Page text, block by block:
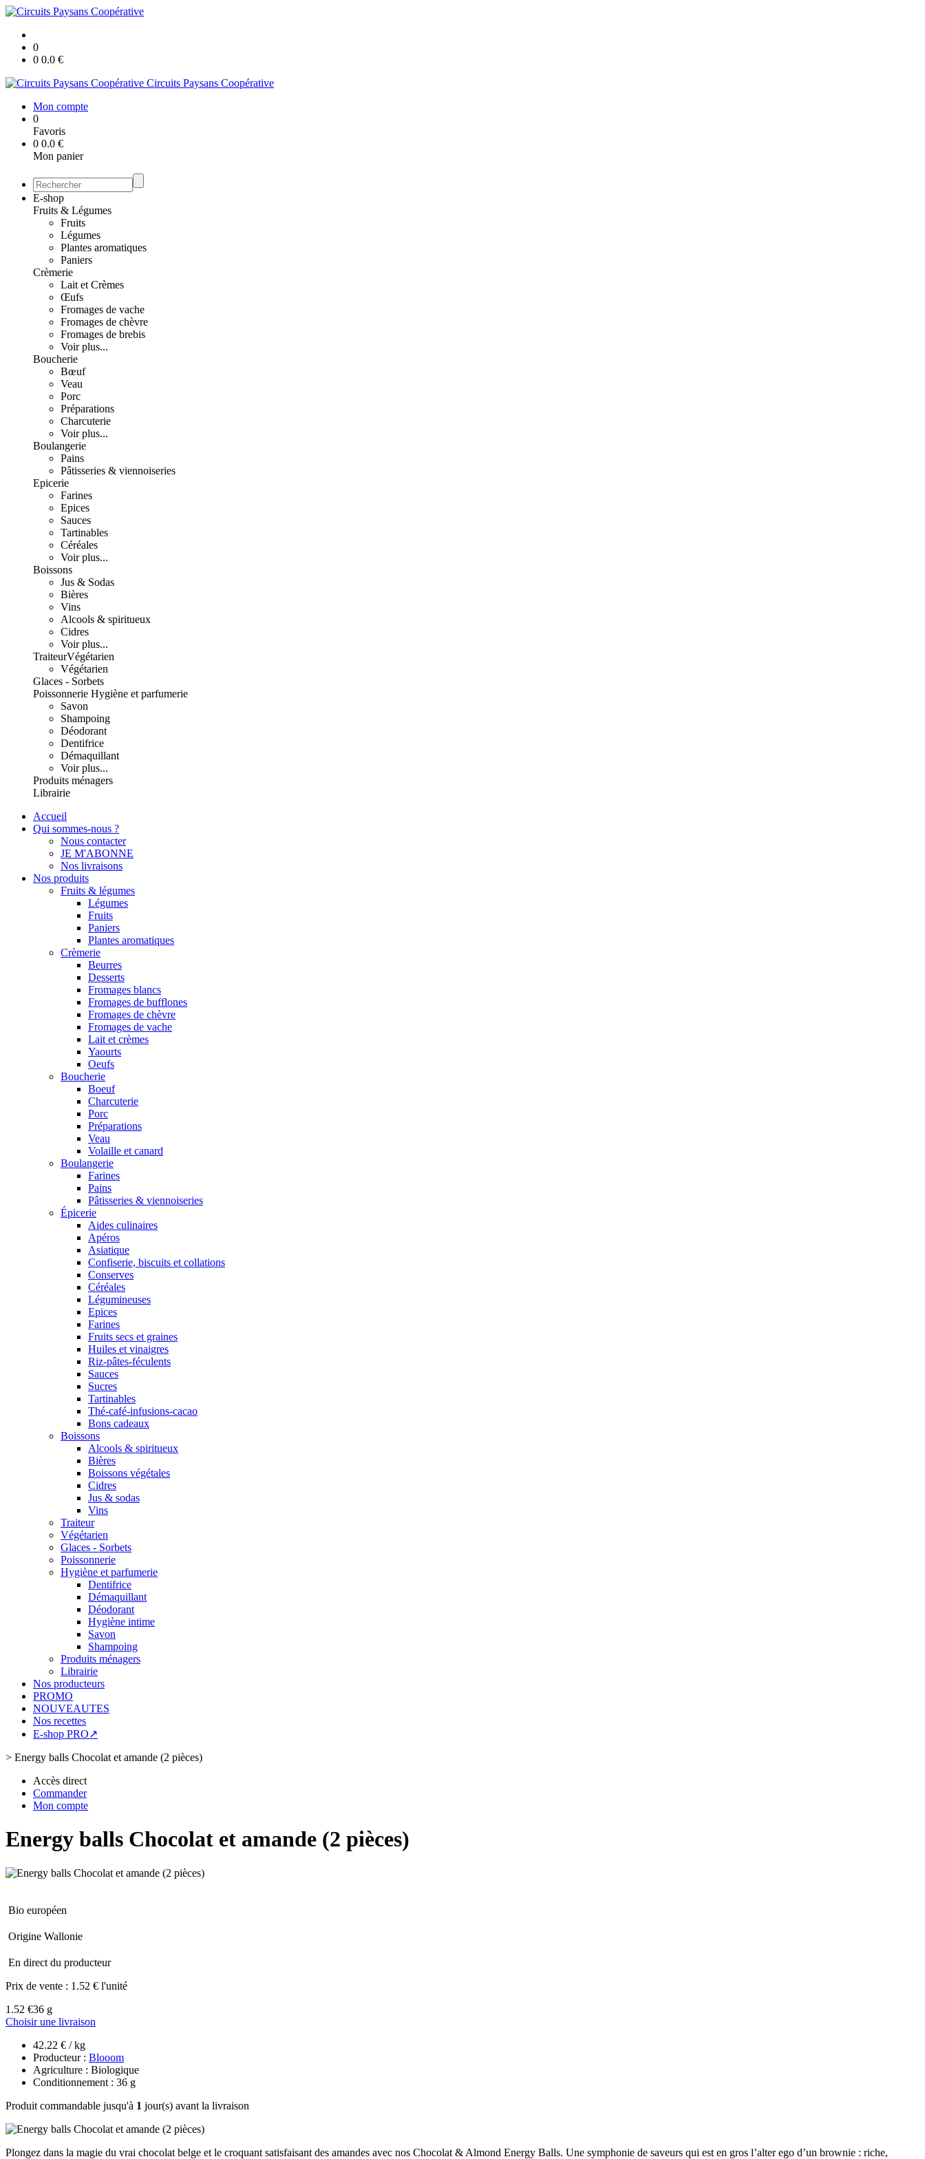
0
0 0.0 €
Circuits Paysans Coopérative
Mon compte
0
Favoris
0 0.0 €
Mon panier
E-shop
Fruits & Légumes
Fruits
Légumes
Plantes aromatiques
Paniers
Crèmerie
Lait et Crèmes
Œufs
Fromages de vache
Fromages de chèvre
Fromages de brebis
Voir plus...
Boucherie
Bœuf
Veau
Porc
Préparations
Charcuterie
Voir plus...
Boulangerie
Pains
Pâtisseries & viennoiseries
Epicerie
Farines
Epices
Sauces
Tartinables
Céréales
Voir plus...
Boissons
Jus & Sodas
Bières
Vins
Alcools & spiritueux
Cidres
Voir plus...
TraiteurVégétarien
Végétarien
Glaces - Sorbets
Poissonnerie Hygiène et parfumerie
Savon
Shampoing
Déodorant
Dentifrice
Démaquillant
Voir plus...
Produits ménagers
Librairie
Accueil
Qui sommes-nous ?
Nous contacter
JE M'ABONNE
Nos livraisons
Nos produits
Fruits & légumes
Légumes
Fruits
Paniers
Plantes aromatiques
Crèmerie
Beurres
Desserts
Fromages blancs
Fromages de bufflones
Fromages de chèvre
Fromages de vache
Lait et crèmes
Yaourts
Oeufs
Boucherie
Boeuf
Charcuterie
Porc
Préparations
Veau
Volaille et canard
Boulangerie
Farines
Pains
Pâtisseries & viennoiseries
Épicerie
Aides culinaires
Apéros
Asiatique
Confiserie, biscuits et collations
Conserves
Céréales
Légumineuses
Epices
Farines
Fruits secs et graines
Huiles et vinaigres
Riz-pâtes-féculents
Sauces
Sucres
Tartinables
Thé-café-infusions-cacao
Bons cadeaux
Boissons
Alcools & spiritueux
Bières
Boissons végétales
Cidres
Jus & sodas
Vins
Traiteur
Végétarien
Glaces - Sorbets
Poissonnerie
Hygiène et parfumerie
Dentifrice
Démaquillant
Déodorant
Hygiène intime
Savon
Shampoing
Produits ménagers
Librairie
Nos producteurs
PROMO
NOUVEAUTES
Nos recettes
E-shop PRO↗
> Energy balls Chocolat et amande (2 pièces)
Accès direct
Commander
Mon compte
Energy balls Chocolat et amande (2 pièces)
Bio européen
Origine Wallonie
En direct du producteur
Prix de vente : 1.52 € l'unité
1.52 €36 g
Choisir une livraison
42.22 € / kg
Producteur : Blooom
Agriculture : Biologique
Conditionnement : 36 g
Produit commandable jusqu'à 1 jour(s) avant la livraison
Plongez dans la magie du vrai chocolat belge et le croquant satisfaisant des amandes avec nos Chocolat & Almond Energy Balls. Une symphonie de saveurs qui est en gros l’alter ego d’un brownie : riche,